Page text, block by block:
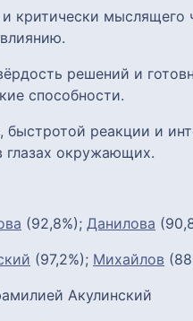
критически
решений и
способности.
быстротой реакции и
глазах окружающих.
(92,8%); Данилова
(97,2%); Михайлов
Акулинский